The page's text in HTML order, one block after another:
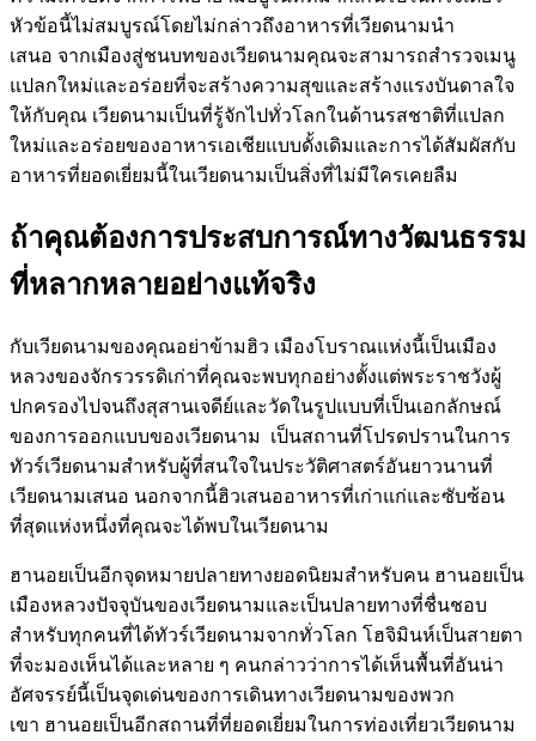
หัวข้อนี้ไม่สมบูรณ์โดยไม่กล่าวถึงอาหารที่เวียดนามนำ
เสนอ จากเมืองสู่ชนบทของเวียดนามคุณจะสามารถสำรวจเมนู
แปลกใหม่และอร่อยที่จะสร้างความสุขและสร้างแรงบันดาลใจ
ให้กับคุณ เวียดนามเป็นที่รู้จักไปทั่วโลกในด้านรสชาติที่แปลก
ใหม่และอร่อยของอาหารเอเชียแบบดั้งเดิมและการได้สัมผัสกับ
อาหารที่ยอดเยี่ยมนี้ในเวียดนามเป็นสิ่งที่ไม่มีใครเคยลืม
ถ้าคุณต้องการประสบการณ์ทางวัฒนธรรม
ที่หลากหลายอย่างแท้จริง
กับเวียดนามของคุณอย่าข้ามฮิว เมืองโบราณแห่งนี้เป็นเมือง
หลวงของจักรวรรดิเก่าที่คุณจะพบทุกอย่างตั้งแต่พระราชวังผู้
ปกครองไปจนถึงสุสานเจดีย์และวัดในรูปแบบที่เป็นเอกลักษณ์
ของการออกแบบของเวียดนาม เป็นสถานที่โปรดปรานในการ
ทัวร์เวียดนามสำหรับผู้ที่สนใจในประวัติศาสตร์อันยาวนานที่
เวียดนามเสนอ นอกจากนี้ฮิวเสนออาหารที่เก่าแก่และซับซ้อน
ที่สุดแห่งหนึ่งที่คุณจะได้พบในเวียดนาม
ฮานอยเป็นอีกจุดหมายปลายทางยอดนิยมสำหรับคน ฮานอยเป็น
เมืองหลวงปัจจุบันของเวียดนามและเป็นปลายทางที่ชื่นชอบ
สำหรับทุกคนที่ได้ทัวร์เวียดนามจากทั่วโลก โฮจิมินห์เป็นสายตา
ที่จะมองเห็นได้และหลาย ๆ คนกล่าวว่าการได้เห็นพื้นที่อันน่า
อัศจรรย์นี้เป็นจุดเด่นของการเดินทางเวียดนามของพวก
เขา ฮานอยเป็นอีกสถานที่ที่ยอดเยี่ยมในการท่องเที่ยวเวียดนาม